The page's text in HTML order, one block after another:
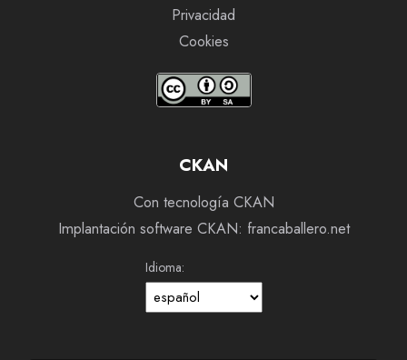
Privacidad
Cookies
CKAN
Con tecnología CKAN
Implantación software CKAN: francaballero.net
Idioma